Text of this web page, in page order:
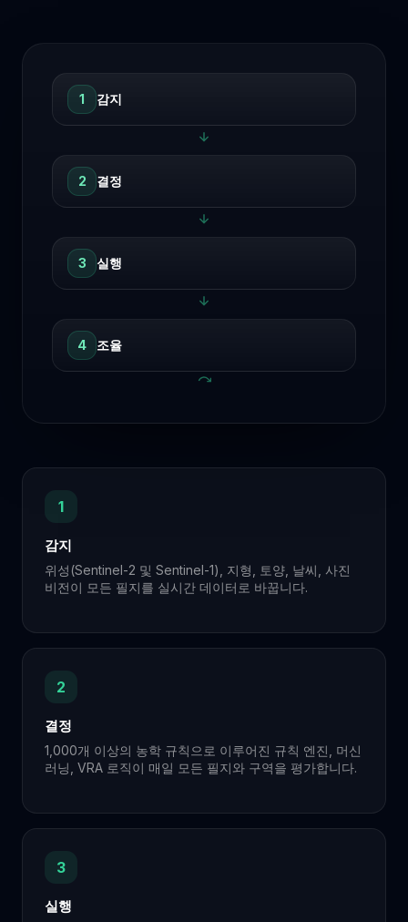
1 감지
2 결정
3 실행
4 조율
1
감지
위성(Sentinel-2 및 Sentinel-1), 지형, 토양, 날씨, 사진
비전이 모든 필지를 실시간 데이터로 바꿉니다.
2
결정
1,000개 이상의 농학 규칙으로 이루어진 규칙 엔진, 머신
러닝, VRA 로직이 매일 모든 필지와 구역을 평가합니다.
3
실행